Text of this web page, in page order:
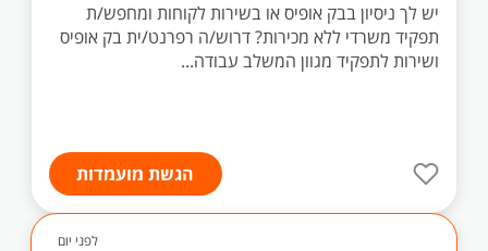
יש לך ניסיון בבק אופיס או בשירות לקוחות ומחפש/ת
תפקיד משרדי ללא מכירות? דרוש/ה רפרנט/ית בק אופיס
ושירות לתפקיד מגוון המשלב עבודה...
הגשת מועמדות
לפני יום